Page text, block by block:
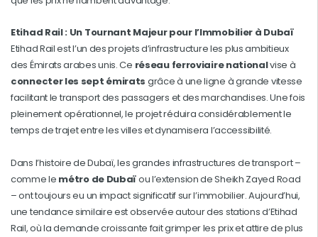
Etihad Rail : Un Tournant Majeur pour l’Immobilier à Dubaï
Etihad Rail est l’un des projets d’infrastructure les plus ambitieux
des Émirats arabes unis. Ce réseau ferroviaire nationalvise à
connecter les sept émirats grâce à une ligne à grande vitesse
facilitant le transport des passagers et des marchandises. Une fois
pleinement opérationnel, le projet réduira considérablement le
temps de trajet entre les villes et dynamisera l’accessibilité.
Dans l’histoire de Dubaï, les grandes infrastructures de transport –
comme le métro de Dubaïou l’extension de Sheikh Zayed Road
– ont toujours eu un impact significatif sur l’immobilier. Aujourd’hui,
une tendance similaire est observée autour des stations d’Etihad
Rail, où la demande croissante fait grimper les prix et attire de plus